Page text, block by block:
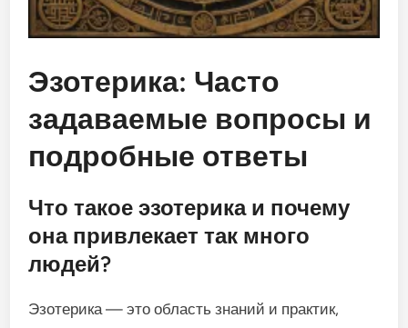
Эзотерика: Часто
задаваемые вопросы и
подробные ответы
Что такое эзотерика и почему
она привлекает так много
людей?
Эзотерика — это область знаний и практик,